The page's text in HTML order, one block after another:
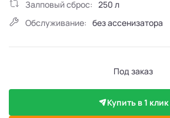
Залповый сброс: 250 л
Обслуживание: без ассенизатора
Под заказ
Купить в 1 клик